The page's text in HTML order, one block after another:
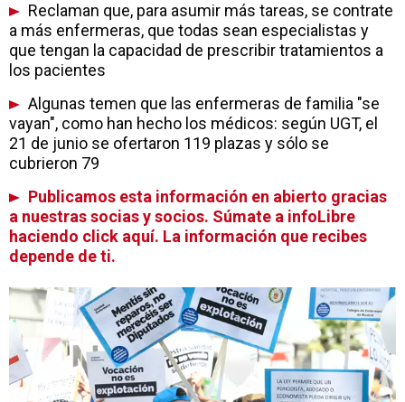
Reclaman que, para asumir más tareas, se contrate
a más enfermeras, que todas sean especialistas y
que tengan la capacidad de prescribir tratamientos a
los pacientes
Algunas temen que las enfermeras de familia "se
vayan", como han hecho los médicos: según UGT, el
21 de junio se ofertaron 119 plazas y sólo se
cubrieron 79
Publicamos esta información en abierto gracias
a nuestras socias y socios. Súmate a infoLibre
haciendo click aquí. La información que recibes
depende de ti.